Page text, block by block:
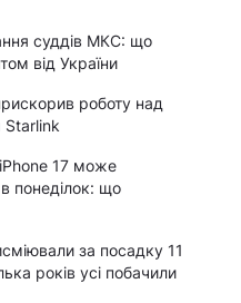
суддів МКС: що
від України
роботу над
Starlink
iPhone 17 може
понеділок: що
за посадку 11
років усі побачили